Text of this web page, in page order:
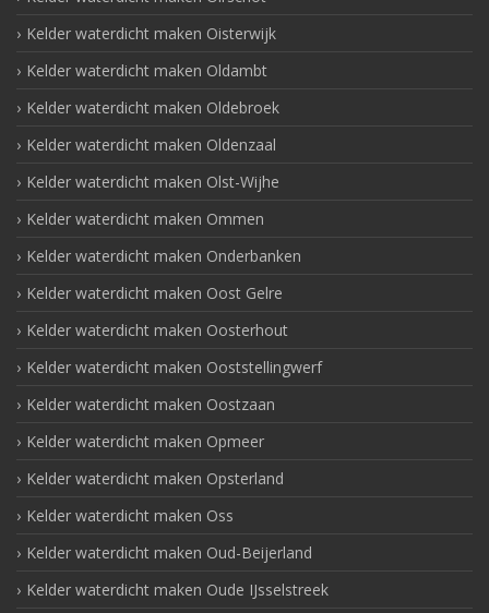
Kelder waterdicht maken Oisterwijk
Kelder waterdicht maken Oldambt
Kelder waterdicht maken Oldebroek
Kelder waterdicht maken Oldenzaal
Kelder waterdicht maken Olst-Wijhe
Kelder waterdicht maken Ommen
Kelder waterdicht maken Onderbanken
Kelder waterdicht maken Oost Gelre
Kelder waterdicht maken Oosterhout
Kelder waterdicht maken Ooststellingwerf
Kelder waterdicht maken Oostzaan
Kelder waterdicht maken Opmeer
Kelder waterdicht maken Opsterland
Kelder waterdicht maken Oss
Kelder waterdicht maken Oud-Beijerland
Kelder waterdicht maken Oude IJsselstreek